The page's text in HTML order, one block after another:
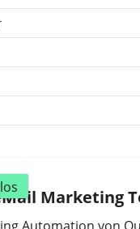
Marketing